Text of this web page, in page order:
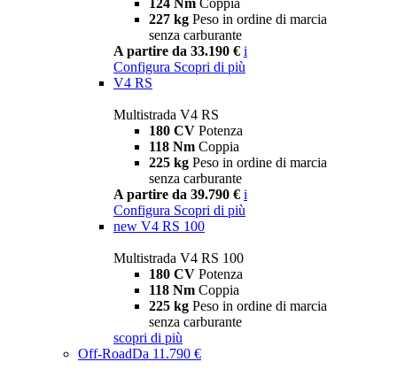
124 Nm Coppia
227 kg Peso in ordine di marcia
senza carburante
A partire da 33.190 € i
Configura Scopri di più
V4 RS
Multistrada V4 RS
180 CV Potenza
118 Nm Coppia
225 kg Peso in ordine di marcia
senza carburante
A partire da 39.790 € i
Configura Scopri di più
new V4 RS 100
Multistrada V4 RS 100
180 CV Potenza
118 Nm Coppia
225 kg Peso in ordine di marcia
senza carburante
scopri di più
Off-RoadDa 11.790 €